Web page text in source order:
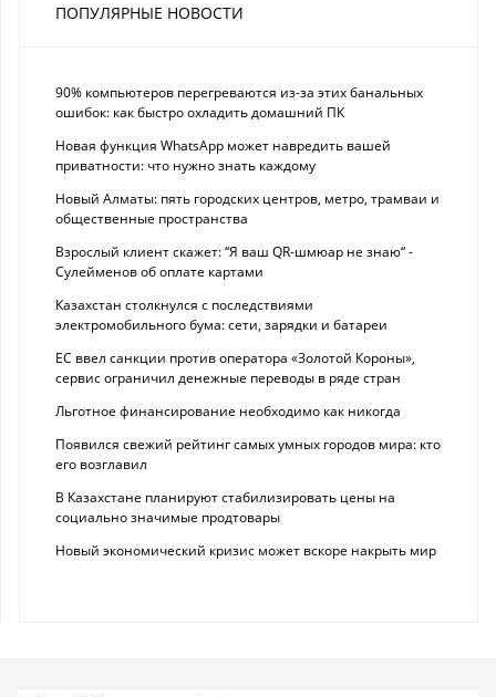
ПОПУЛЯРНЫЕ НОВОСТИ
90% компьютеров перегреваются из-за этих банальных
ошибок: как быстро охладить домашний ПК
Новая функция WhatsApp может навредить вашей
приватности: что нужно знать каждому
Новый Алматы: пять городских центров, метро, трамваи и
общественные пространства
Взрослый клиент скажет: “Я ваш QR-шмюар не знаю“ -
Сулейменов об оплате картами
Казахстан столкнулся с последствиями
электромобильного бума: сети, зарядки и батареи
ЕС ввел санкции против оператора «Золотой Короны»,
сервис ограничил денежные переводы в ряде стран
Льготное финансирование необходимо как никогда
Появился свежий рейтинг самых умных городов мира: кто
его возглавил
В Казахстане планируют стабилизировать цены на
социально значимые продтовары
Новый экономический кризис может вскоре накрыть мир